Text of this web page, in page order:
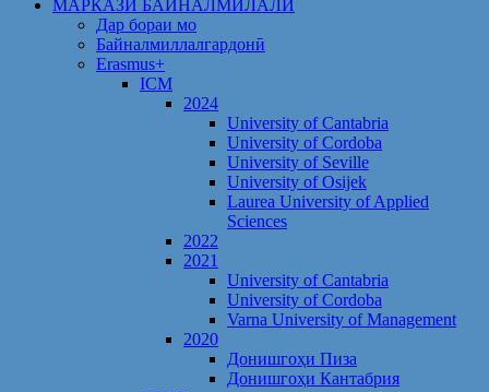
МАРКАЗИ БАЙНАЛМИЛАЛӢ
Дар бораи мо
Байналмиллалгардонӣ
Erasmus+
ICM
2024
University of Cantabria
University of Cordoba
University of Seville
University of Osijek
Laurea University of Applied
Sciences
2022
2021
University of Cantabria
University of Cordoba
Varna University of Management
2020
Донишгоҳи Пиза
Донишгоҳи Кантабрия